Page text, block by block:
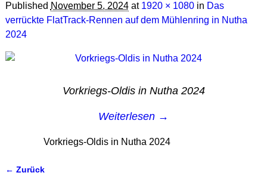
Published November 5, 2024at 1920 × 1080in Das
verrückte FlatTrack-Rennen auf dem Mühlenring in Nutha
2024
Vorkriegs-Oldis in Nutha 2024
Weiterlesen →
Vorkriegs-Oldis in Nutha 2024
← Zurück